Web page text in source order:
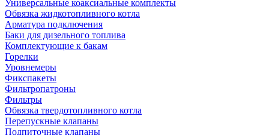
Универсальные коаксиальные комплекты
Обвязка жидкотопливного котла
Арматура подключения
Баки для дизельного топлива
Комплектующие к бакам
Горелки
Уровнемеры
Фикспакеты
Фильтропатроны
Фильтры
Обвязка твердотопливного котла
Перепускные клапаны
Подпиточные клапаны